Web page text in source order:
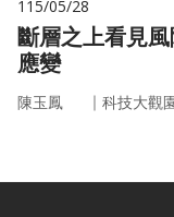
115/05/28
斷層之上看見
應變
陳玉鳳 ｜ 科技大觀